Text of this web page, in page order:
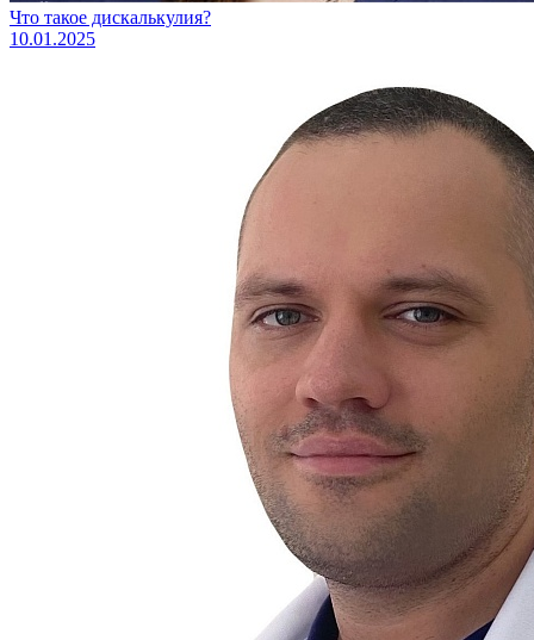
Что такое дискалькулия?
10.01.2025